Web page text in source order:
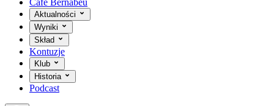
Café Bernabéu
Aktualności
Wyniki
Skład
Kontuzje
Klub
Historia
Podcast